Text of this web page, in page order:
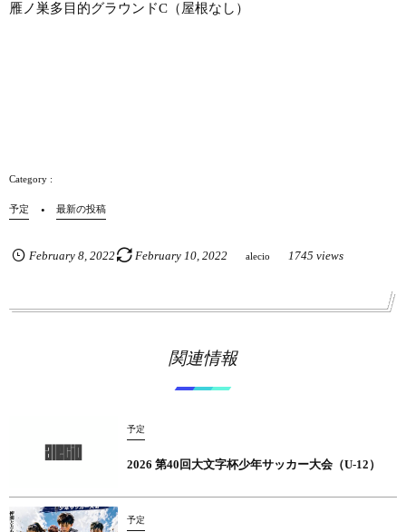
雁ノ巣多目的グラウンドC（屋根なし）
予定 最新の投稿
February 8, 2022 February 10, 2022 alecio 1745 views
関連情報
予定
2026 第40回大文字杯少年サッカー大会（U-12）
予定